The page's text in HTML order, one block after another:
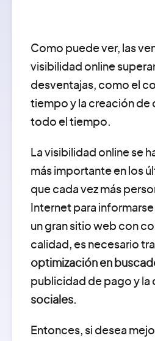
Como puede ver, las
visibilidad online
desventajas, como el
tiempo y la creación de
todo el tiempo.
La visibilidad online se
más importante en los
que cada vez más
Internet para
un gran sitio web con
calidad, es necesario
optimización en
publicidad de pago y la
sociales.
Entonces, si desea